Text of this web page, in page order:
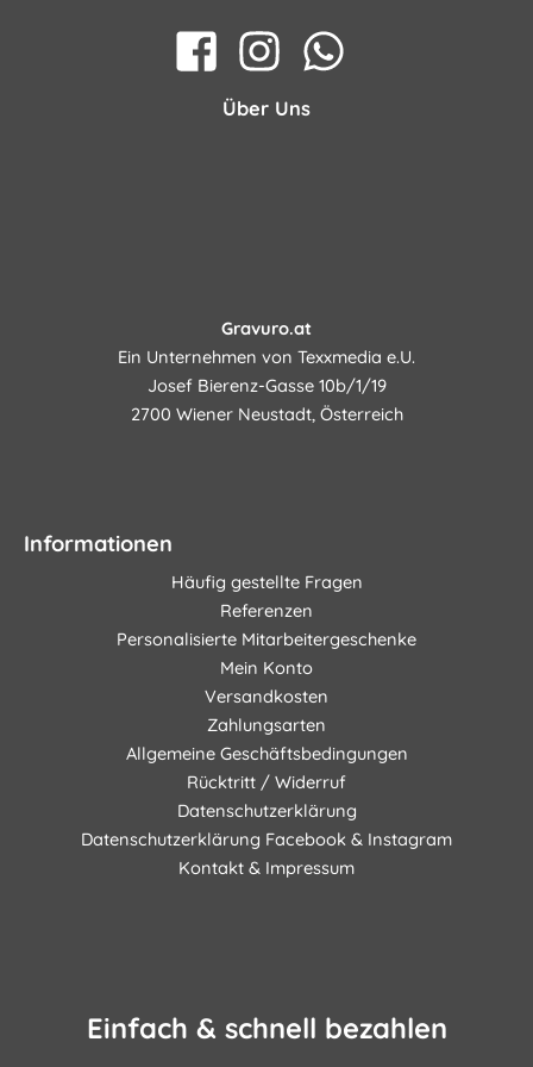
Über Uns
Gravuro.at
Ein Unternehmen von Texxmedia e.U.
Josef Bierenz-Gasse 10b/1/19
2700 Wiener Neustadt, Österreich
Informationen
Häufig gestellte Fragen
Referenzen
Personalisierte Mitarbeitergeschenke
Mein Konto
Versandkosten
Zahlungsarten
Allgemeine Geschäftsbedingungen
Rücktritt / Widerruf
Datenschutzerklärung
Datenschutzerklärung Facebook & Instagram
Kontakt & Impressum
Einfach & schnell bezahlen